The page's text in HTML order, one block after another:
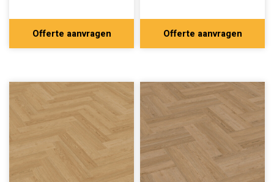
Offerte aanvragen Offerte aanvragen